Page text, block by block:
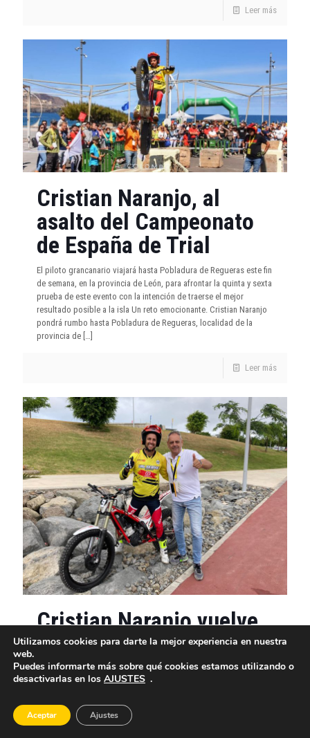
Leer más
Cristian Naranjo, al
asalto del Campeonato
de España de Trial
El piloto grancanario viajará hasta Pobladura de Regueras este fin
de semana, en la provincia de León, para afrontar la quinta y sexta
prueba de este evento con la intención de traerse el mejor
resultado posible a la isla Un reto emocionante. Cristian Naranjo
pondrá rumbo hasta Pobladura de Regueras, localidad de la
provincia de
Leer más
Cristian Naranjo vuelve
a brillar en una nueva
prueba del Campeonato
Regional de Trial
El rider grancanario realizó una fantástica actuación en la prueba
Utilizamos cookies para darte la mejor experiencia en nuestra
web.
Puedes informarte más sobre qué cookies estamos utilizando o
desactivarlas en los AJUSTES .
Aceptar Ajustes